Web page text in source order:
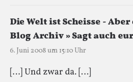
Die Welt ist Scheisse -
Blog Archiv » Sagt auch
6. Juni 2008 um 15:10 Uhr
[…] Und zwar da. […]